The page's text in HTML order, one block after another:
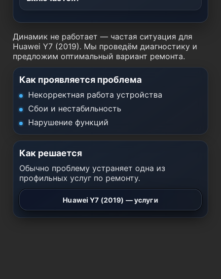
Динамик не работает — частая ситуация для
Huawei Y7 (2019). Мы проведём диагностику и
предложим оптимальный вариант ремонта.
Как проявляется проблема
Некорректная работа устройства
Сбои и нестабильность
Нарушение функций
Как решается
Обычно проблему устраняет одна из
профильных услуг по ремонту.
Huawei Y7 (2019) — услуги